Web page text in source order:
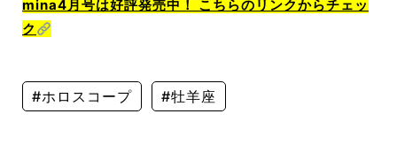
mina4月号は好評発売中！ こちらのリンクからチェッ
ク
#ホロスコープ #牡羊座